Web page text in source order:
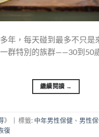
年，每天碰到最多不只是
群特別的族群——30到50
繼續閱讀 →
》 標籤: 中年男性保健 、 男性
復